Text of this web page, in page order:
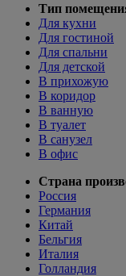
Тип
Для кухни
Для гостиной
Для спальни
Для детской
В прихожую
В коридор
В ванную
В туалет
В санузел
В офис
Страна
Россия
Германия
Китай
Бельгия
Италия
Голландия